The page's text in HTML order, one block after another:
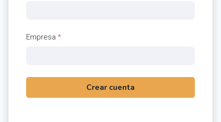
Empresa *
Crear cuenta